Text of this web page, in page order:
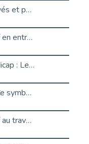
Employeurs privés et publics : vigilance face aux démarchages liés à l’OETH en 2026
Handicap auditif en entreprise, aménagements pour sécuriser la communication - vidéo
Talents et Handicap : Le Top 10 des métiers plébiscités dans les Hauts-de-Seine
Le Tournesol : Ce symbole discret qui change la vie des personnes en situation de handicap invisible
Handicap auditif au travail : rendre l’invisible accessible